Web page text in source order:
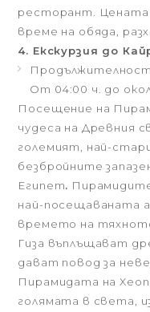
ресторант. Цената
време на обяда,
4. Екскурзия до
Продължителност
От 04:00 ч. до
Посещение на
чудеса на Древния
големият, най-
безбройните
Египет.
най-посещаваната
времето на
Гиза въплъщават
дават повод за
Пирамидата на
голямата в света,